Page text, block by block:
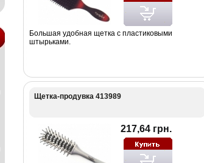
Большая удобная щетка с пластиковыми
штырьками.
Щетка-продувка 413989
217,64 грн.